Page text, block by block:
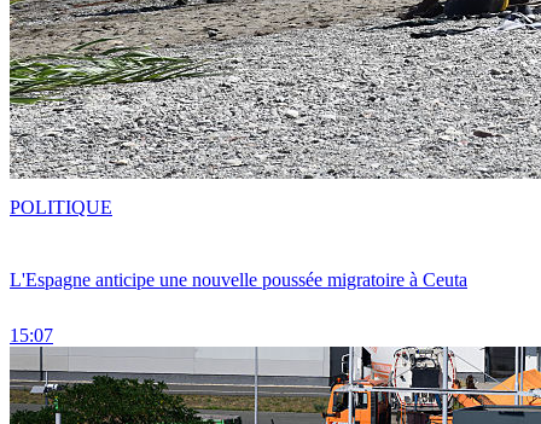
L'Espagne anticipe une nouvelle poussée migratoire à Ceuta
15:07
POLITIQUE